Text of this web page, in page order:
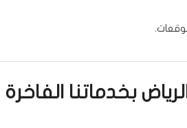
بخدماتنا الفاخرة